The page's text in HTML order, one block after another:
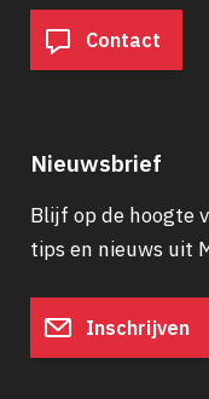
Contact
Nieuwsbrief
Blijf op de hoogte
tips en nieuws uit
Inschrijven